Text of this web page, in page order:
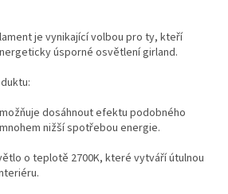
je vynikající volbou pro ty, kteří
úsporné osvětlení girland.
dosáhnout efektu podobného
nižší spotřebou energie.
o teplotě 2700K, které vytváří útulnou